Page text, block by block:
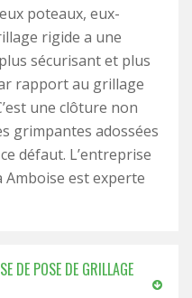
poteaux, eux-
rigide a une
sécurisant et plus
rapport au grillage
une clôture non
grimpantes adossées
défaut. L’entreprise
Amboise est experte
DE POSE DE GRILLAGE